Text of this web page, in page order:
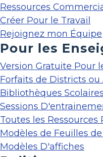
Ressources
Créer Pour le Travail
Rejoignez mon Équipe
Pour les
Version Gratuite Pour
Forfaits de Districts ou
Bibliothèques
Sessions
Toutes les
Modèles de Feuilles de
Modèles D'affiches